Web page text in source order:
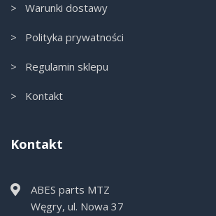
> Warunki dostawy
> Polityka prywatności
> Regulamin sklepu
> Kontakt
Kontakt
ABES parts MTZ
Węgry, ul. Nowa 37